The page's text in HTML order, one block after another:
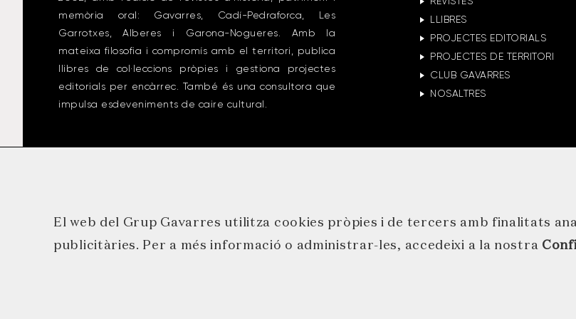
memòria oral: Gavarres, Cadí-Pedraforca, Les
Garrotxes, Alberes i Garona-Nogueres. Amb la
mateixa filosofia i compromís amb el territori, publica
llibres de col·leccions pròpies i gestiona projectes
editorials per encàrrec. També és una consultora que
impulsa esdeveniments de caire cultural.
LLIBRES
PROJECTES EDITORIALS
PROJECTES DE TERRITORI
CLUB GAVARRES
NOSALTRES
El web del Grup Gavarres utilitza cookies pròpies i de tercers amb finalitats
publicitàries. Per a més informació o administrar-les, accedeixi a la nostra